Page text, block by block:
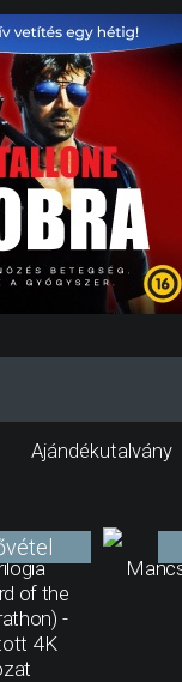
Ajándékutalvány
of the
-
4K